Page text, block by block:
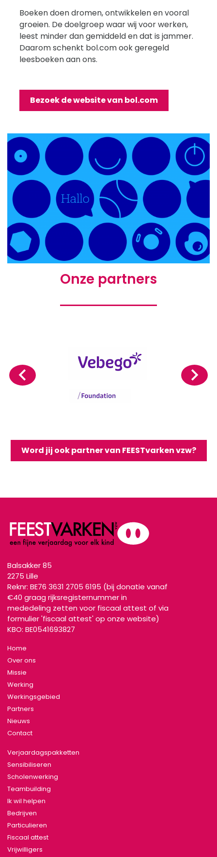
Boeken doen dromen, ontwikkelen en vooral
groeien. De doelgroep waar wij voor werken,
leest minder dan gemiddeld en dat is jammer.
Daarom schenkt bol.com ook geregeld
leesboeken aan ons.
Bezoek de website van bol.com
Onze partners
Word jij ook partner van FEESTvarken vzw?
Balsakker 85
2275 Lille
Reknr: BE76 3631 2705 6195 (bij donatie vanaf
€40 graag rijksregisternummer in
mededeling zetten voor fiscaal attest of via
formulier 'fiscaal attest' op onze website)
KBO: BE0541693827
Home
Over ons
Missie
Werking
Werkingsgebied
Partners
Nieuws
Contact
Verjaardagspakketten
Sensibiliseren
Scholenwerking
Teambuilding
Ik wil helpen
Bedrijven
Particulieren
Fiscaal attest
Vrijwilligers